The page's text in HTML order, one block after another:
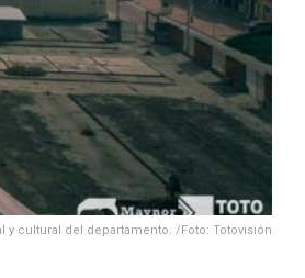
cultural del departamento. /Foto: Totovisión